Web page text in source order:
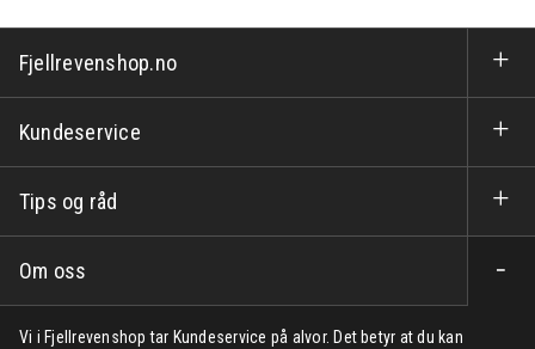
Fjellrevenshop.no
Kundeservice
Tips og råd
Om oss
Vi i Fjellrevenshop tar Kundeservice på alvor. Det betyr at du kan